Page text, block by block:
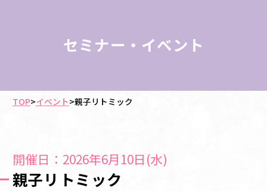
セミナー・イベント
TOP>イベント>親子リトミック
開催日：2026年6月10日(水)
親子リトミック